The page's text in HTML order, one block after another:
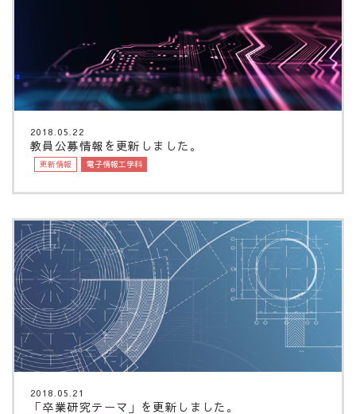
2018.05.22
教員公募情報を更新しました。
更新情報 電子情報工学科
2018.05.21
「卒業研究テーマ」を更新しました。